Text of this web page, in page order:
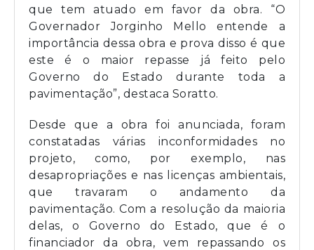
que tem atuado em favor da obra. “O
Governador Jorginho Mello entende a
importância dessa obra e prova disso é que
este é o maior repasse já feito pelo
Governo do Estado durante toda a
pavimentação”, destaca Soratto.
Desde que a obra foi anunciada, foram
constatadas várias inconformidades no
projeto, como, por exemplo, nas
desapropriações e nas licenças ambientais,
que travaram o andamento da
pavimentação. Com a resolução da maioria
delas, o Governo do Estado, que é o
financiador da obra, vem repassando os